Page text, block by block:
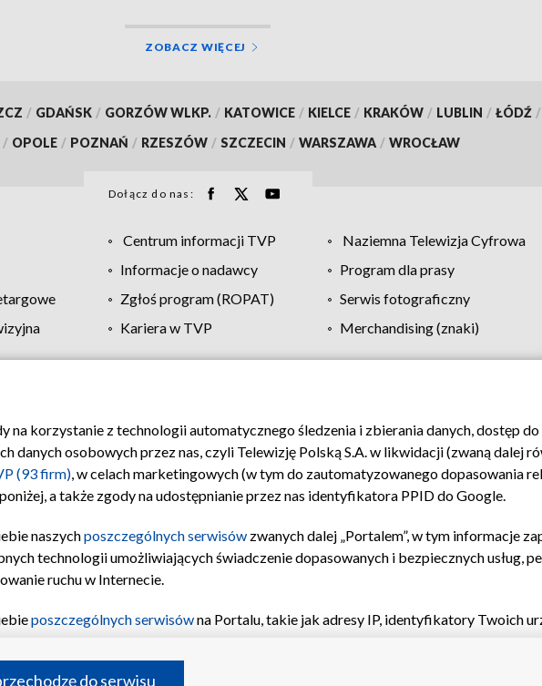
ZOBACZ WIĘCEJ
/ GDAŃSK / GORZÓW WLKP. / KATOWICE / KIELCE / KRAKÓW / LUBLIN / ŁÓDŹ /
/ OPOLE / POZNAŃ / RZESZÓW / SZCZECIN / WARSZAWA / WROCŁAW
Dołącz do nas:
Centrum informacji TVP Naziemna Telewizja Cyfrowa
Informacje o nadawcy
Program dla prasy
Zgłoś program (ROPAT)
Serwis fotograficzny
Kariera w TVP
Merchandising (znaki)
Polityka prywatności Moje zgody Pomoc Biuro reklamy Kontakt
korzystanie z technologii automatycznego śledzenia i zbierania danych, dostęp
osobowych przez nas, czyli Telewizję Polską S.A. w likwidacji (zwaną dalej
(93 firm), w celach marketingowych (w tym do zautomatyzowanego dopasowania
a także zgody na udostępnianie przez nas identyfikatora PPID do Google.
naszychposzczególnych serwisów zwanych dalej „Portalem”, w tym informacje
technologii umożliwiających świadczenie dopasowanych i bezpiecznych usług,
ruchu w Internecie.
poszczególnych serwisówna Portalu, takie jak adresy IP, identyfikatory Twoich
informacji na urządzeniu lub dostęp do nich, wyboru podstawowych
do serwisu